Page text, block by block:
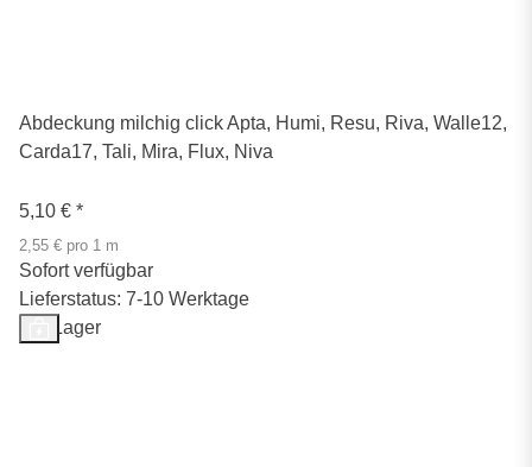
Abdeckung milchig click Apta, Humi, Resu, Riva, Walle12,
Carda17, Tali, Mira, Flux, Niva
5,10 € *
2,55 € pro 1 m
Sofort verfügbar
Lieferstatus: 7-10 Werktage
Auf Lager